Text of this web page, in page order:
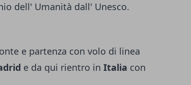
dell' Umanità dall' Unesco.
e partenza con volo di linea
e da qui rientro in Italia con